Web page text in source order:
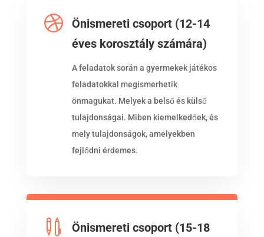

Önismereti csoport (12-14
éves korosztály számára)
A feladatok során a gyermekek játékos
feladatokkal megismerhetik
önmagukat. Melyek a belső és külső
tulajdonságai. Miben kiemelkedőek, és
mely tulajdonságok, amelyekben
fejlődni érdemes.

Önismereti csoport (15-18